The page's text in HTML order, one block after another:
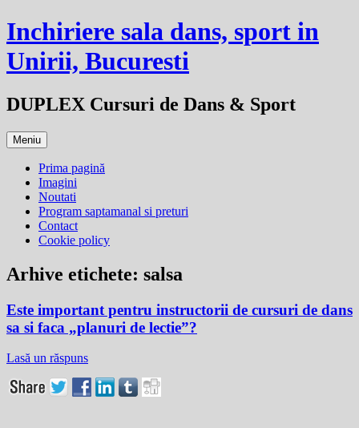
Sari
la
conținut
Inchiriere sala dans, sport in
Unirii, Bucuresti
DUPLEX Cursuri de Dans & Sport
Meniu
Prima pagină
Imagini
Noutati
Program saptamanal si preturi
Contact
Cookie policy
Arhive etichete: salsa
Este important pentru instructorii de cursuri de dans
sa si faca „planuri de lectie”?
Lasă un răspuns